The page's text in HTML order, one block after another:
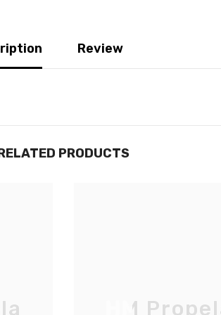
Review
PRODUCTS
HM
vous pour des mises à jour